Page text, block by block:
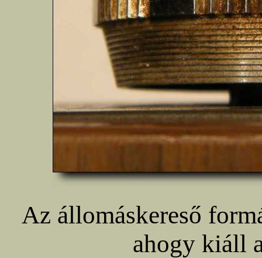
Az állomáskereső
ahogy kiáll